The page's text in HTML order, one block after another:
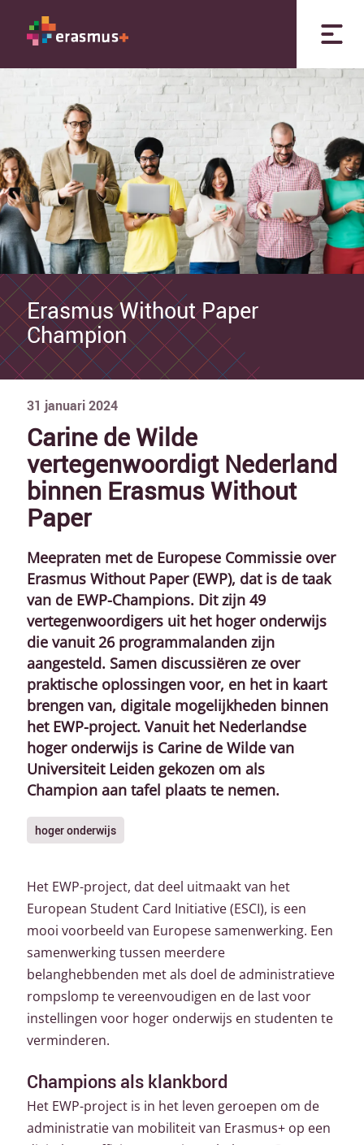
Erasmus Without Paper
Champion
31 januari2024
Carine de Wilde
vertegenwoordigt Nederland
binnen Erasmus Without
Paper
Meepraten met de Europese Commissie over
Erasmus Without Paper (EWP), dat is de taak
van de EWP-Champions. Dit zijn 49
vertegenwoordigers uit het hoger onderwijs
die vanuit 26 programmalanden zijn
aangesteld. Samen discussiëren ze over
praktische oplossingen voor, en het in kaart
brengen van, digitale mogelijkheden binnen
het EWP-project. Vanuit het Nederlandse
hoger onderwijs is Carine de Wilde van
Universiteit Leiden gekozen om als
Champion aan tafel plaats te nemen.
hoger onderwijs
Het EWP-project, dat deel uitmaakt van het
European Student Card Initiative (ESCI), is een
mooi voorbeeld van Europese samenwerking. Een
samenwerking tussen meerdere
belanghebbenden met als doel de administratieve
rompslomp te vereenvoudigen en de last voor
instellingen voor hoger onderwijs en studenten te
verminderen.
Champions als klankbord
Het EWP-project is in het leven geroepen om de
administratie van mobiliteit van Erasmus+ op een